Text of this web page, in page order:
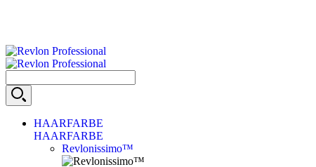
HAARFARBE
HAARFARBE
Revlonissimo™